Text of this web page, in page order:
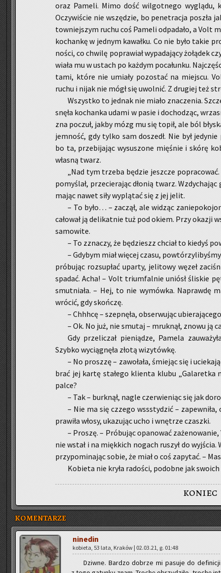
oraz Pa­me­li. Mimo dość wil­got­ne­go wy­glą­du,
Oczy­wi­ście nie wszę­dzie, bo pe­ne­tra­cja po­szła
tow­niej­szym ruchu coś Pa­me­li od­pa­da­ło, a Volt
ko­chan­kę w jed­nym ka­wał­ku. Co nie było takie
no­ści, co chwi­lę po­pra­wiał wy­pa­da­ją­cy żo­łą­dek
wia­ła mu w ustach po każ­dym po­ca­łun­ku.
ta­mi, które nie umia­ły po­zo­stać na miej­scu.
ruchu i nijak nie mógł się uwol­nić. Z dru­giej też
Wszyst­ko to jed­nak nie miało zna­cze­nia.
snę­ła ko­chan­ka udami w pasie i do­cho­dząc,
zna po­czuł, jakby mózg mu się topił, ale ból
jem­ność, gdy tylko sam do­szedł. Nie był
bo ta, prze­bi­ja­jąc wy­su­szo­ne mię­śnie i skórę
wła­sną twarz.
„Nad tym trze­ba bę­dzie jesz­cze
po­my­ślał, prze­cie­ra­jąc dło­nią twarz. Wzdy­cha­jąc
mając nawet siły wy­plą­tać się z jej jelit.
– To było… – za­czął, ale wi­dząc
ca­ło­wał ją de­li­kat­nie tuż pod okiem. Przy oka­zji
sa­mo­wi­te.
– To zzna­czy, że bę­dzieszz chciał to kie­dyś
– Gdy­bym miał wię­cej czasu,
pró­bu­jąc roz­su­płać upar­ty, je­li­to­wy węzeł
spa­dać. Acha! – Volt trium­fal­nie uniósł śli­skie
smut­nia­ła. – Hej, to nie wy­mów­ka. Na­praw­dę
wró­cić, gdy skoń­czę.
– Chh­h­cę – szep­nę­ła, ob­ser­wu­jąc
– Ok. No już, nie smu­taj – mruk­nął, znowu ją
Gdy prze­li­czał pie­nią­dze, Pa­me­la
Szyb­ko wy­cią­gnę­ła złotą wi­zy­tów­kę.
– No prosz­zę – za­wo­ła­ła, śmie­jąc się i
brać jej kartę sta­łe­go klien­ta klubu „Ga­la­ret­ka
palce?
– Tak – burk­nął, nagle czer­wie­niąc się jak
– Nie ma się czze­go wss­sty­dzić –
pra­wi­ła włosy, uka­zu­jąc ucho i wnę­trze czasz­ki.
– Pro­szę. – Pró­bu­jąc opa­no­wać
nie wstał i na mięk­kich no­gach ru­szył do
przy­po­mi­na­jąc sobie, że miał o coś za­py­tać. –
Ko­bie­ta nie kryła ra­do­ści, po­dob­ne jak
koniec
KOMENTARZE
ni­ne­din
ko­bie­ta, 53 lata, Kra­ków | 02.03.21, g. 01:48
Dziw­ne. Bar­dzo do­brze mi pa­su­je do